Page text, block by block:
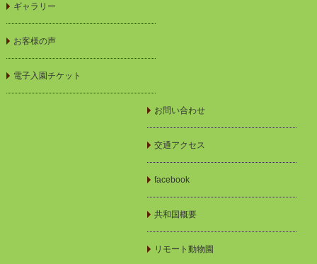
ギャラリー
お客様の声
電子入園チケット
お問い合わせ
交通アクセス
facebook
共和国概要
リモート動物園